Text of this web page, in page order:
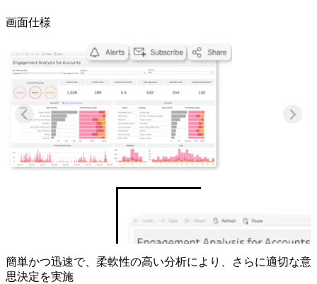
画面仕様
簡単かつ迅速で、柔軟性の高い分析により、さらに適切な意
思決定を実施